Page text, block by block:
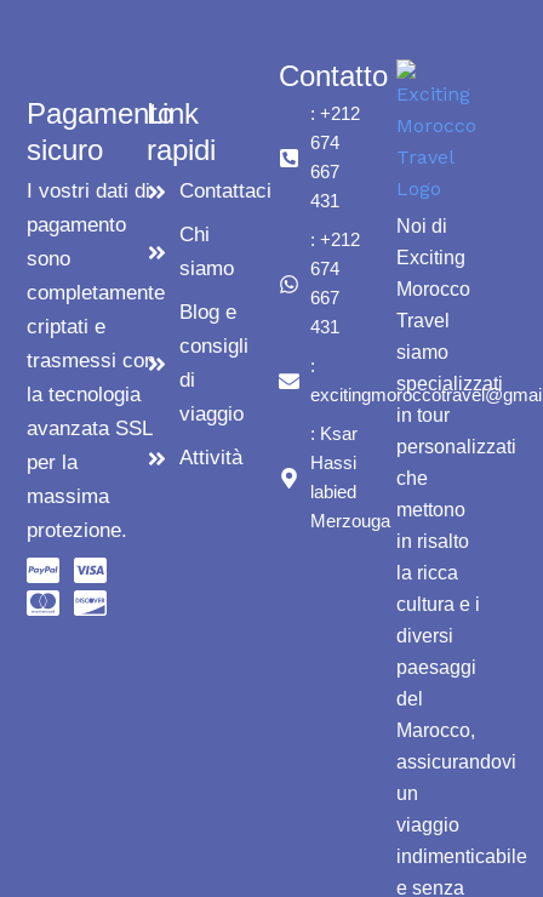
Noi di
Exciting
Morocco
Travel
siamo
specializzati
in tour
personalizzati
che
mettono
in risalto
la ricca
cultura e i
diversi
paesaggi
del
Marocco,
assicurandovi
un
viaggio
indimenticabile
e senza
Contatto
: +212
674
667
431
: +212
674
667
431
:
: Ksar
Hassi
labied
Merzouga
Link
rapidi
Contattaci
Chi
siamo
Blog e
consigli
di
viaggio
Attività
Pagamento
sicuro
I vostri dati di
pagamento
sono
completamente
criptati e
trasmessi con
la tecnologia
avanzata SSL
per la
massima
protezione.